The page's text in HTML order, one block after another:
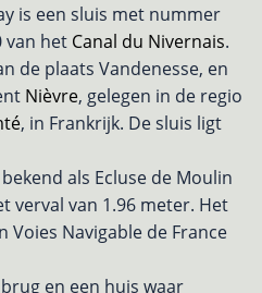
is een sluis met nummer
van het Canal du Nivernais.
de plaats Vandenesse, en
Nièvre, gelegen in de regio
, in Frankrijk. De sluis ligt
als Ecluse de Moulin
verval van 1.96 meter. Het
Voies Navigable de France
en een huis waar